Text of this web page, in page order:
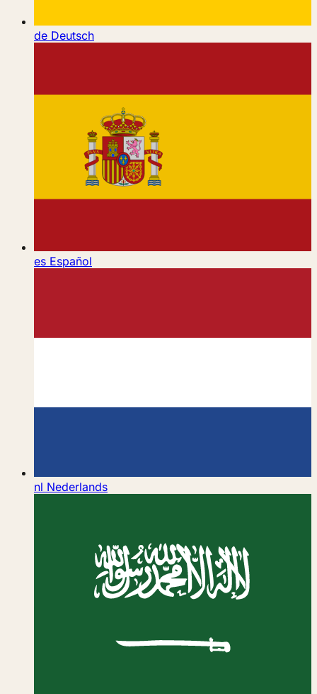
de Deutsch
es Español
nl Nederlands